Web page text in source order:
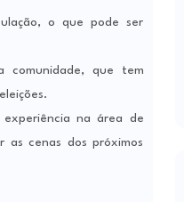
o que pode ser
comunidade, que tem
na área de
as cenas dos próximos